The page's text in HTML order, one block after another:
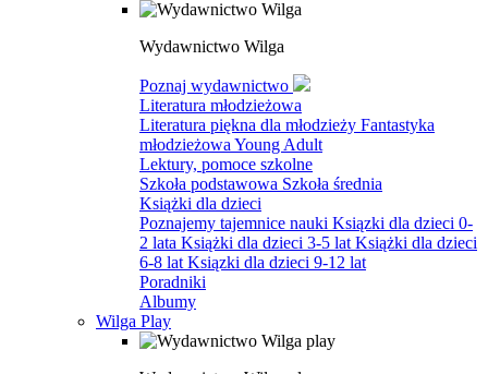
Wydawnictwo Wilga
Poznaj wydawnictwo
Literatura młodzieżowa
Literatura piękna dla młodzieży Fantastyka
młodzieżowa Young Adult
Lektury, pomoce szkolne
Szkoła podstawowa Szkoła średnia
Książki dla dzieci
Poznajemy tajemnice nauki Ksiązki dla dzieci 0-
2 lata Książki dla dzieci 3-5 lat Książki dla dzieci
6-8 lat Ksiązki dla dzieci 9-12 lat
Poradniki
Albumy
Wilga Play